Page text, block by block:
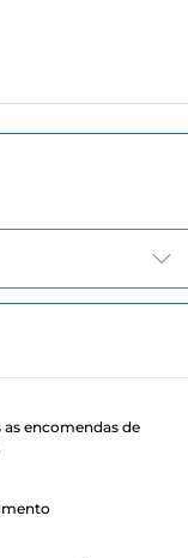
encomendas de